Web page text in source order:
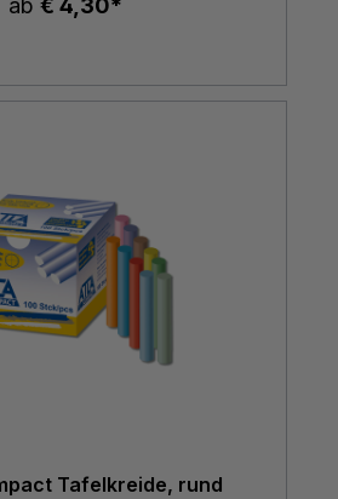
ab € 4,30*
Tafelkreide, rund